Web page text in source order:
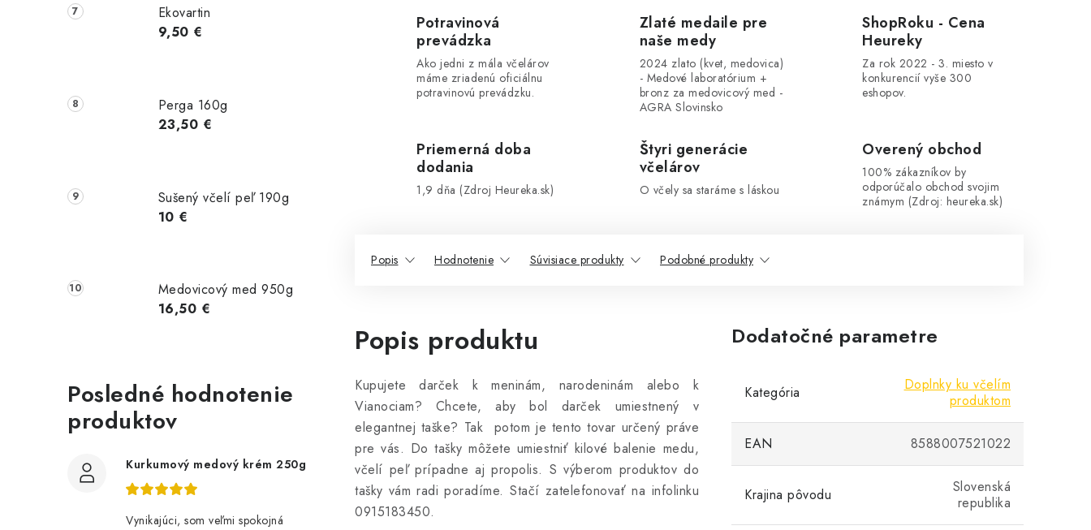
Ekovartin
9,50 €
Perga 160g
23,50 €
Sušený včelí peľ 190g
10 €
Medovicový med 950g
16,50 €
Posledné hodnotenie
produktov
Kurkumový medový krém 250g
Vynikajúci, som veľmi spokojná
Potravinová
prevádzka
Ako jedni z mála včelárov
máme zriadenú oficiálnu
potravinovú prevádzku.
Zlaté medaile pre
naše medy
2024 zlato (kvet, medovica)
- Medové laboratórium +
bronz za medovicový med -
AGRA Slovinsko
ShopRoku - Cena
Heureky
Za rok 2022 - 3. miesto v
konkurencií vyše 300
eshopov.
Priemerná doba
dodania
1,9 dňa (Zdroj Heureka.sk)
Štyri generácie
včelárov
O včely sa staráme s láskou
Overený obchod
100% zákazníkov by
odporúčalo obchod svojim
známym (Zdroj: heureka.sk)
Popis Hodnotenie Súvisiace produkty Podobné produkty
Popis produktu
Kupujete darček k meninám, narodeninám alebo k
Vianociam? Chcete, aby bol darček umiestnený v
elegantnej taške? Tak potom je tento tovar určený práve
pre vás. Do tašky môžete umiestniť kilové balenie medu,
včelí peľ prípadne aj propolis. S výberom produktov do
tašky vám radi poradíme. Stačí zatelefonovať na infolinku
0915183450.
Dodatočné parametre
Kategória
Doplnky ku včelím
produktom
EAN 8588007521022
Krajina pôvodu
Slovenská
republika